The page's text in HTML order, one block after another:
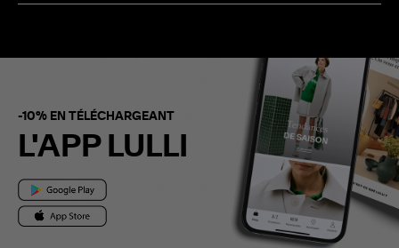
-10% EN TÉLÉCHARGEANT
L'APP LULLI